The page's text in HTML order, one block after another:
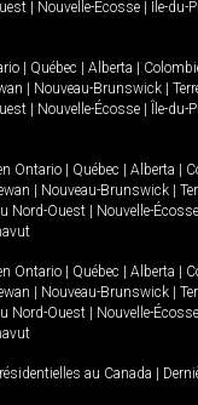
Nouvelle-Écosse Île-du-
Québec Alberta
Nouveau-Brunswick
Nouvelle-Écosse Île-du-
Ontario Québec Alberta
Nouveau-Brunswick
Nord-Ouest Nouvelle-Écosse
Ontario Québec Alberta
Nouveau-Brunswick
Nord-Ouest Nouvelle-Écosse
au Canada